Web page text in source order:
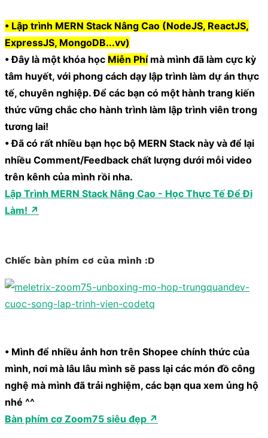
• Lập trình MERN Stack Nâng Cao (NodeJS, ReactJS,
ExpressJS, MongoDB...vv)
• Đây là một khóa học Miễn Phímà mình đã làm cực kỳ
tâm huyết, với phong cách dạy lập trình làm dự án thực
tế, chuyên nghiệp. Để các bạn có một hành trang kiến
thức vững chắc cho hành trình làm lập trình viên trong
tương lai!
• Đã có rất nhiều bạn học bộ MERN Stack này và để lại
nhiều Comment/Feedback chất lượng dưới mỗi video
trên kênh của mình rồi nha.
Lập Trình MERN Stack Nâng Cao - Học Thực Tế Để Đi
Làm! ↗
Chiếc bàn phím cơ của mình :D
• Mình để nhiều ảnh hơn trên Shopee chính thức của
mình, nơi mà lâu lâu mình sẽ pass lại các món đồ công
nghệ mà mình đã trải nghiệm, các bạn qua xem ủng hộ
nhé ^^
Bàn phím cơ Zoom75 siêu đẹp ↗